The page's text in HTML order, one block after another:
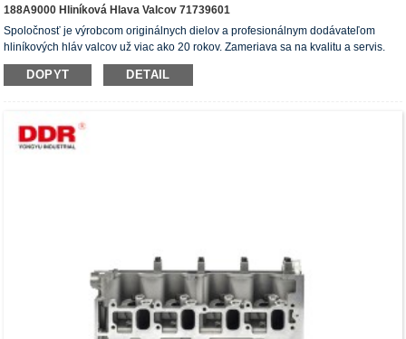
188A9000 Hliníková Hlava Valcov 71739601
Spoločnosť je výrobcom originálnych dielov a profesionálnym dodávateľom
hliníkových hláv valcov už viac ako 20 rokov. Zameriava sa na kvalitu a servis.
Hlavy valcov majú certifikát ISO16949, „Vysoko tesniace hlavy valcov“, „Dlhá
životnosť hlavy valcov“ a ďalších 5 patentov úžitkových vzorov.
DOPYT DETAIL